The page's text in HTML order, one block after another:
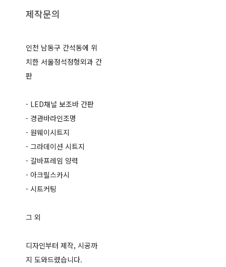
제작문의
인천 남동구 간석동에 위
치한 서울정석정형외과 간
판
- LED채널 보조바 간판
- 경관바라인조명
- 원웨이시트지
- 그라데이션 시트지
- 갈바프레임 양력
- 아크릴스카시
- 시트커팅
그 외
디자인부터 제작, 시공까
지 도와드렸습니다.